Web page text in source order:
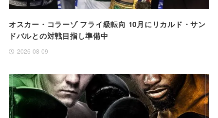
オスカー・コラーゾ フライ級転向 10月にリカルド・サン
ドバルとの対戦目指し準備中
2026-08-09